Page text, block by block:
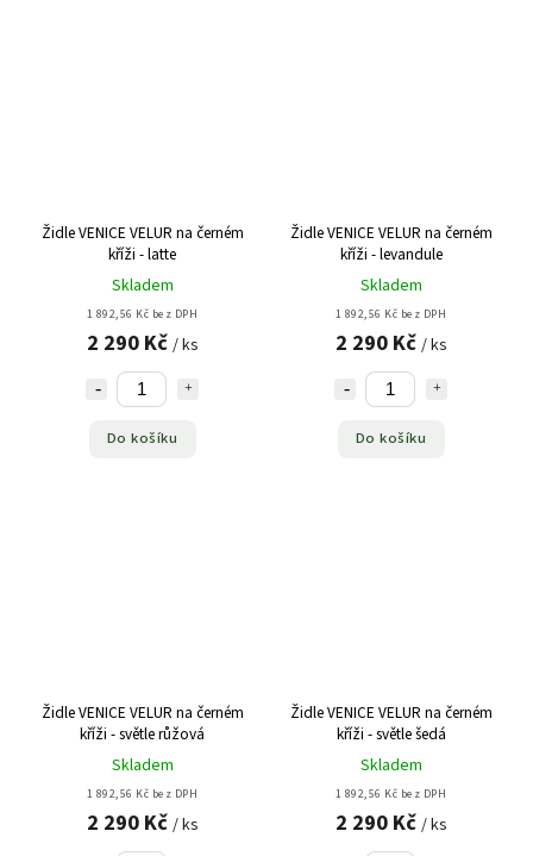
Židle VENICE VELUR na černém
kříži - latte
Skladem
1 892,56 Kč bez DPH
2 290 Kč / ks
Do košíku
Židle VENICE VELUR na černém
kříži - levandule
Skladem
1 892,56 Kč bez DPH
2 290 Kč / ks
Do košíku
Židle VENICE VELUR na černém
kříži - světle růžová
Skladem
1 892,56 Kč bez DPH
2 290 Kč / ks
Židle VENICE VELUR na černém
kříži - světle šedá
Skladem
1 892,56 Kč bez DPH
2 290 Kč / ks